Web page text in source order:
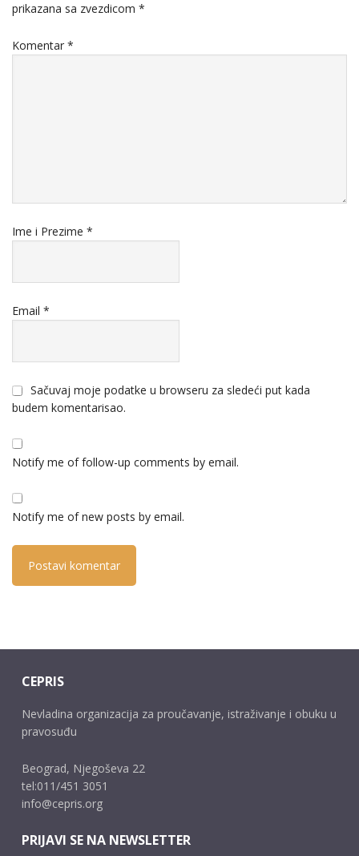
prikazana sa zvezdicom *
Komentar *
Ime i Prezime *
Email *
Sačuvaj moje podatke u browseru za sledeći put kada
budem komentarisao.
Notify me of follow-up comments by email.
Notify me of new posts by email.
CEPRIS
Nevladina organizacija za proučavanje, istraživanje i obuku u
pravosuđu
Beograd, Njegoševa 22
tel:011/451 3051
info@cepris.org
PRIJAVI SE NA NEWSLETTER